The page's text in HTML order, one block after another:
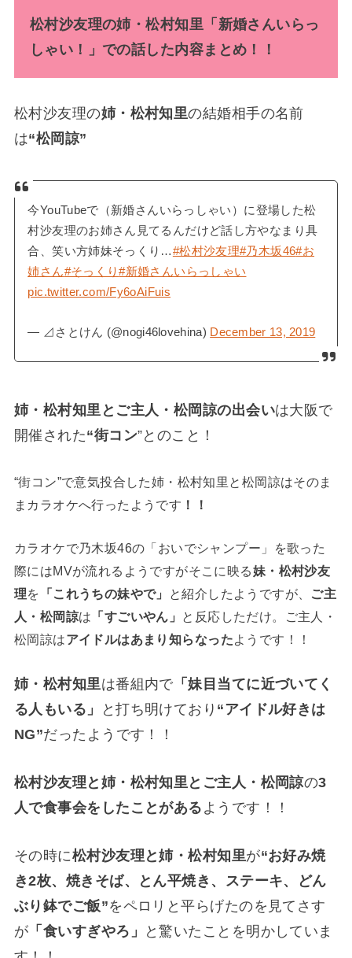
松村沙友理の姉・松村知里「新婚さんいらっ
しゃい！」での話した内容まとめ！！
松村沙友理の姉・松村知里の結婚相手の名前
は“松岡諒”
今YouTubeで（新婚さんいらっしゃい）に登場した松
村沙友理のお姉さん見てるんだけど話し方やなまり具
合、笑い方姉妹そっくり…#松村沙友理#乃木坂46#お
姉さん#そっくり#新婚さんいらっしゃい
pic.twitter.com/Fy6oAiFuis
— ⊿さとけん (@nogi46lovehina) December 13, 2019
姉・松村知里とご主人・松岡諒の出会いは大阪で
開催された“街コン”とのこと！
“街コン”で意気投合した姉・松村知里と松岡諒はそのま
まカラオケへ行ったようです ！！
カラオケで乃木坂46の「おいでシャンプー」を歌った
際にはMVが流れるようですがそこに映る妹・松村沙友
理を 「これうちの妹やで」 と紹介したようですが、 ご主
人・松岡諒は 「すごいやん」 と反応しただけ。ご主人・
松岡諒はアイドルはあまり知らなったようです！！
姉・松村知里は番組内で「妹目当てに近づいてく
る人もいる」
と打ち明けており “アイドル好きは
NG”だったようです！！
松村沙友理と姉・松村知里とご主人・松岡諒の3
人で食事会をしたことがある ようです！！
その時に松村沙友理と姉・松村知里が“お好み焼
き2枚、焼きそば、とん平焼き、ステーキ、どん
ぶり鉢でご飯”をペロリと平らげたのを見てさす
が 「食いすぎやろ」
と驚いたことを明かしていま